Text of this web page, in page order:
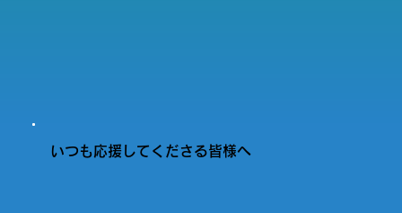
いつも応援してくださる皆様へ